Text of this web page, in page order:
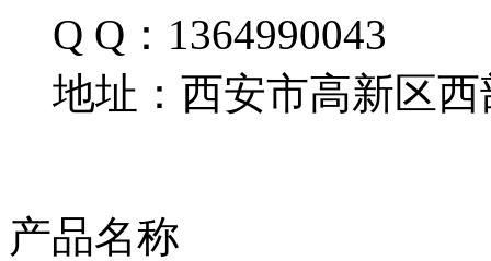
Q Q：1364990043
地址：西安市高新区西
产品名称